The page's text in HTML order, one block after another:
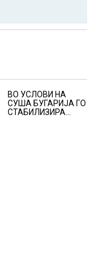
ВО УСЛОВИ НА
СУША БУГАРИЈА ГО
СТАБИЛИЗИРА